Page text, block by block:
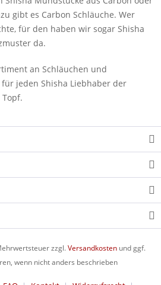
gibt es Carbon Schläuche. Wer
für den haben wir sogar Shisha
da.
an Schläuchen und
jeden Shisha Liebhaber der
zzgl.Versandkosten und ggf.
wenn nicht anders beschrieben